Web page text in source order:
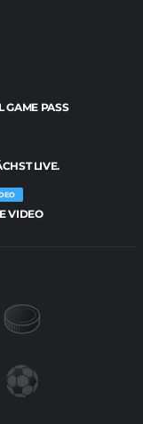
GAME PASS
LIVE.
VIDEO